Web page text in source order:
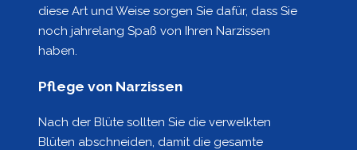
diese Art und Weise sorgen Sie dafür, dass Sie
noch jahrelang Spaß von Ihren Narzissen
haben.
Pflege von Narzissen
Nach der Blüte sollten Sie die verwelkten
Blüten abschneiden, damit die gesamte